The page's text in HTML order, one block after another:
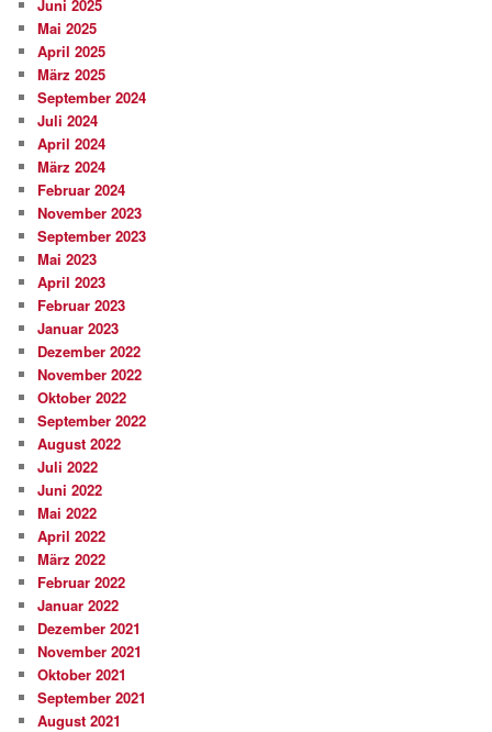
Juni 2025
Mai 2025
April 2025
März 2025
September 2024
Juli 2024
April 2024
März 2024
Februar 2024
November 2023
September 2023
Mai 2023
April 2023
Februar 2023
Januar 2023
Dezember 2022
November 2022
Oktober 2022
September 2022
August 2022
Juli 2022
Juni 2022
Mai 2022
April 2022
März 2022
Februar 2022
Januar 2022
Dezember 2021
November 2021
Oktober 2021
September 2021
August 2021